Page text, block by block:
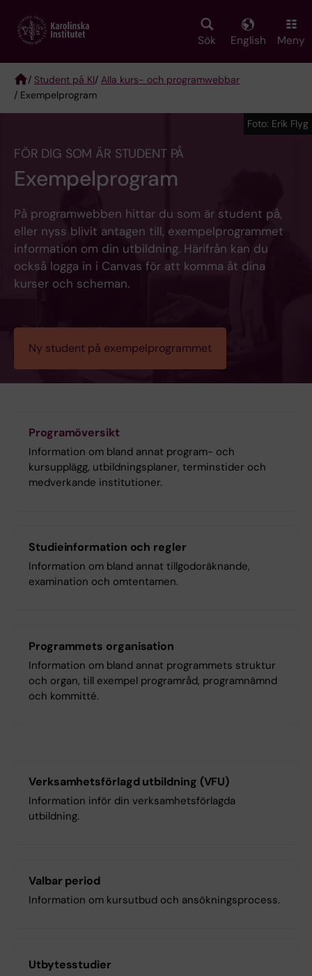
main
Sök English Meny
Breadcrumb
/ Student på KI/ Alla kurs- och programwebbar
/ Exempelprogram
Foto: Erik Flyg
FÖR DIG SOM ÄR STUDENT PÅ
Exempelprogram
På programwebben hittar du som är student på,
eller nyss blivit antagen till, exempelprogrammet
information om din utbildning. Härifrån kan du
också logga in i Canvas för att komma åt dina
kurser och scheman.
Ny student på exempelprogrammet
Programöversikt
Information om bland annat program- och
kursupplägg, utbildningsplaner, terminstider och
medverkande institutioner.
Studieinformation och regler
Information om bland annat tillgodoräknande,
examination och omtentamen.
Programmets organisation
Information om bland annat programmets struktur
och organ, till exempel programråd, programnämnd
och kommitté.
Verksamhetsförlagd utbildning (VFU)
Information inför din verksamhetsförlagda
utbildning.
Valbar period
Information om kursutbud och ansökningsprocess.
Utbytesstudier